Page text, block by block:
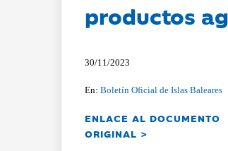
productos
30/11/2023
En:Boletín Oficial de Islas Baleares
ENLACE AL DOCUMENTO
ORIGINAL >